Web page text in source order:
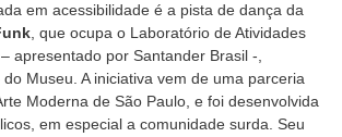
em acessibilidade é a pista de dança da
, que ocupa o Laboratório de Atividades
apresentado por Santander Brasil -,
Museu. A iniciativa vem de uma parceria
Moderna de São Paulo, e foi desenvolvida
em especial a comunidade surda. Seu